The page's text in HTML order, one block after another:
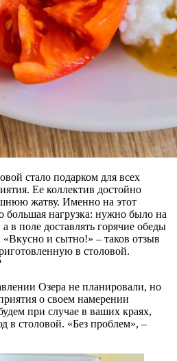
стало подарком для всех
Ее коллектив достойно
жатву. Именно на этот
большая нагрузка: нужно было на
в поле доставлять горячие обеды
и сытно!» – таков отзыв
в столовой.
Озера не планировали, но
о своем намерении
при случае в ваших краях,
в столовой. «Без проблем», –